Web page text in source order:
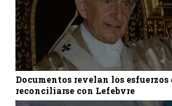
Documentos revelan los esfuerzos
reconciliarse con Lefebvre